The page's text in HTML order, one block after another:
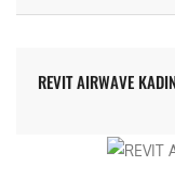
REVIT AIRWAVE